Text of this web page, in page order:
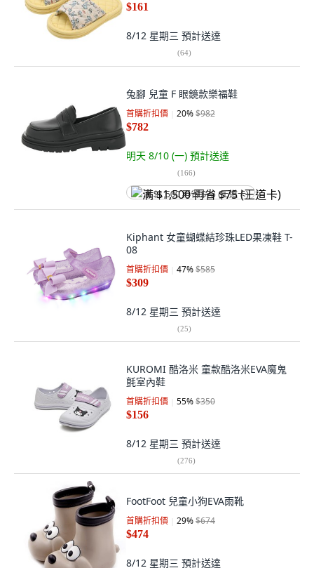
$161
8/12 星期三 預計送達
(64)
兔腳 兒童 F 眼鏡款樂福鞋
首購折扣價 20%$982
$782
明天 8/10 (一) 預計送達
(166)
满 $1,500 再省 $75 (王道卡)
Kiphant 女童蝴蝶結珍珠LED果凍鞋 T-
08
首購折扣價 47%$585
$309
8/12 星期三 預計送達
(25)
KUROMI 酷洛米 童款酷洛米EVA魔鬼
氈室內鞋
首購折扣價 55%$350
$156
8/12 星期三 預計送達
(276)
FootFoot 兒童小狗EVA雨靴
首購折扣價 29%$674
$474
8/12 星期三 預計送達